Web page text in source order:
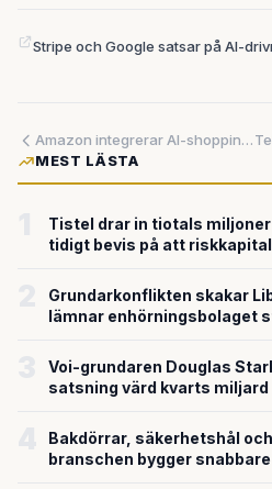
Stripe och Google satsar på AI-
Amazon integrerar AI-shopping i huvudsökning – utmanar svenska näthandlare
MEST LÄSTA
Tistel drar in tiotals
tidigt bevis på att
Grundarkonflikten skakar
lämnar enhörningsbolaget
Voi-grundaren Douglas
satsning värd kvarts miljard
Bakdörrar, säkerhetshål
branschen bygger